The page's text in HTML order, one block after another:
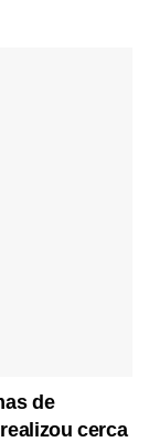
de
cerca